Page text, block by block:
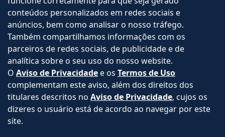
Central de Atendimento
Perguntas Frequentes
Aviso de privacidade
Termos de uso
Intranet
©2026IPOG - Instituto de Pós-Graduação e Graduação LTDA.
conteúdos personalizados em redes sociais e
anúncios, bem como analisar o nosso tráfego.
Também compartilhamos informações com os
parceiros de redes sociais, de publicidade e de
analítica sobre o seu uso do nosso website.
O Aviso de Privacidadee os Termos de Uso
complementam este aviso, além dos direitos dos
titulares descritos no Aviso de Privacidade, cujos os
dizeres o usuário está de acordo ao navegar por este
site.